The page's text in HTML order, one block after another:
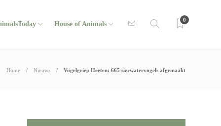
House of Animals
0
Home Nieuws Vogelgriep Heeten: 665 sierwatervogels afgemaakt